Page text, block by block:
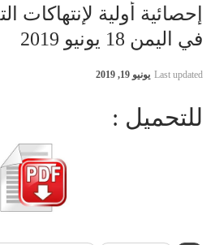
إحصائية أولية لإنتهاكات
في اليمن 18 يونيو 2019
Last updated يونيو 19, 2019
للتحميل :